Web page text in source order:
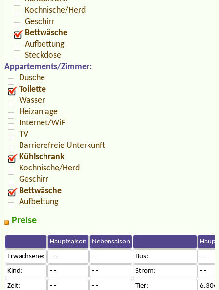
Kochnische/Herd
Geschirr
Bettwäsche
Aufbettung
Steckdose
Appartements/Zimmer:
Dusche
Toilette
Wasser
Heizanlage
Internet/WiFi
TV
Barrierefreie Unterkunft
Kühlschrank
Kochnische/Herd
Geschirr
Bettwäsche
Aufbettung
Preise
Hauptsaison Nebensaison
Erwachsene:
- - - - Bus:
- -
Kind:
- - - - Strom:
- -
Zelt:
- - - - Tier: